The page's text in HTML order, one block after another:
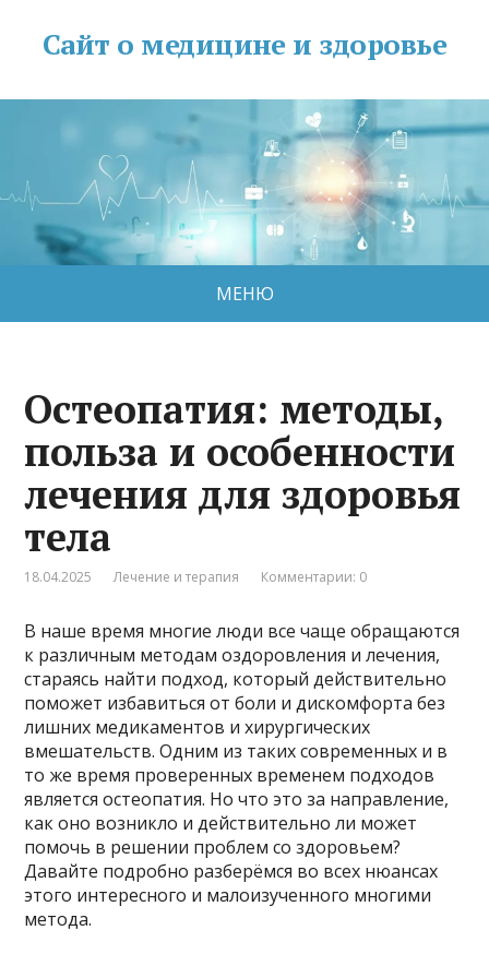
Сайт о медицине и здоровье
МЕНЮ
Остеопатия: методы,
польза и особенности
лечения для здоровья
тела
18.04.2025 Лечение и терапия Комментарии: 0
В наше время многие люди все чаще обращаются
к различным методам оздоровления и лечения,
стараясь найти подход, который действительно
поможет избавиться от боли и дискомфорта без
лишних медикаментов и хирургических
вмешательств. Одним из таких современных и в
то же время проверенных временем подходов
является остеопатия. Но что это за направление,
как оно возникло и действительно ли может
помочь в решении проблем со здоровьем?
Давайте подробно разберёмся во всех нюансах
этого интересного и малоизученного многими
метода.